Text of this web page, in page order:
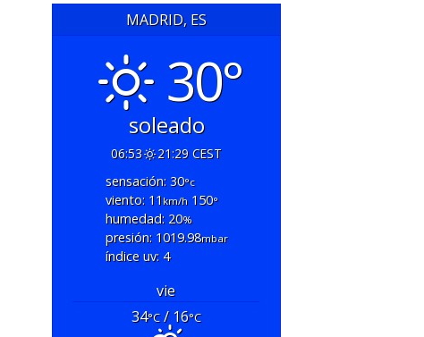
MADRID, ES
30°
soleado
06:53
21:29 CEST
sensación: 30°c
viento: 11 km/h150°
humedad: 20%
presión: 1019.98mbar
índice uv: 4
vie
34°C/ 16°C